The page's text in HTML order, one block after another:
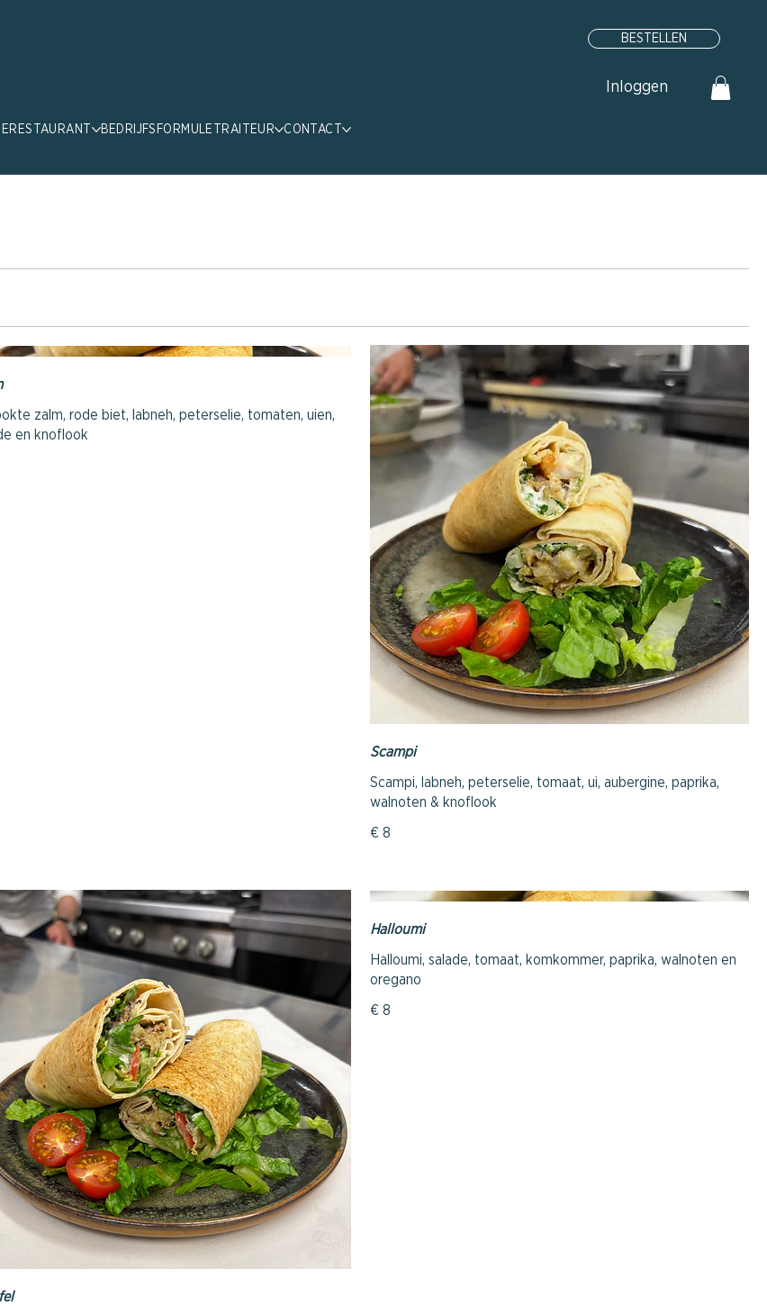
RESTAURANT BEDRIJFSFORMULE TRAITEUR CONTACT
BESTELLEN
Inloggen
zalm, rode biet, labneh, peterselie, tomaten, uien,
en knoflook
Scampi
Scampi, labneh, peterselie, tomaat, ui, aubergine, paprika,
walnoten & knoflook
€ 8
Halloumi
Halloumi, salade, tomaat, komkommer, paprika, walnoten en
€ 8